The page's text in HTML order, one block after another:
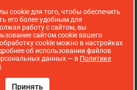
с 8:00 до 16:00
д. 52 А
с 8:00 до 18:00
cookie для того, чтобы обеспечить
его более удобным для
работу с сайтом, вы
сайтом cookie вашего
cookie можно в настройках
об использовании файлов
данных — в Политике
.
Принять